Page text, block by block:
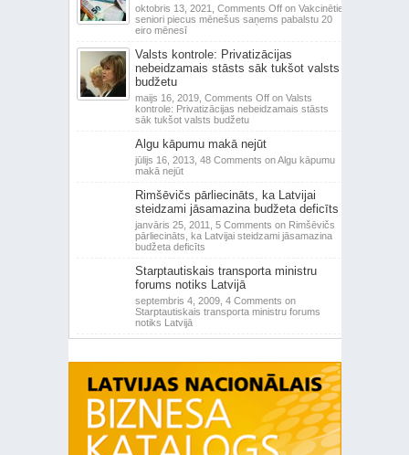
oktobris 13, 2021, Comments Offon Vakcinētie
seniori piecus mēnešus saņems pabalstu 20
eiro mēnesī
Valsts kontrole: Privatizācijas
nebeidzamais stāsts sāk tukšot valsts
budžetu
maijs 16, 2019, Comments Offon Valsts
kontrole: Privatizācijas nebeidzamais stāsts
sāk tukšot valsts budžetu
Algu kāpumu makā nejūt
jūlijs 16, 2013, 48 Comments on Algu kāpumu
makā nejūt
Rimšēvičs pārliecināts, ka Latvijai
steidzami jāsamazina budžeta deficīts
janvāris 25, 2011, 5 Comments on Rimšēvičs
pārliecināts, ka Latvijai steidzami jāsamazina
budžeta deficīts
Starptautiskais transporta ministru
forums notiks Latvijā
septembris 4, 2009, 4 Comments on
Starptautiskais transporta ministru forums
notiks Latvijā